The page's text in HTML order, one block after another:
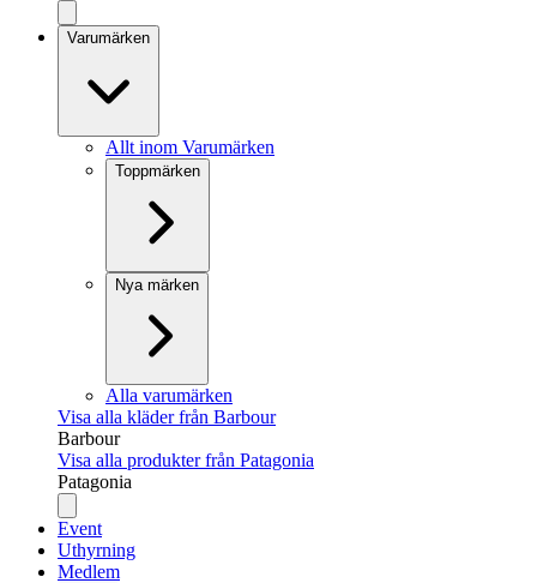
Varumärken
Allt inom Varumärken
Toppmärken
Nya märken
Alla varumärken
Visa alla kläder från Barbour
Barbour
Visa alla produkter från Patagonia
Patagonia
Event
Uthyrning
Medlem